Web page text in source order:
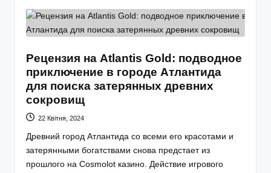
Рецензия на Atlantis Gold: подводное
приключение в городе Атлантида
для поиска затерянных древних
сокровищ
22 Квітня, 2024
Древний город Атлантида со всеми его красотами и
затерянными богатствами снова предстает из
прошлого на Cosmolot казино. Действие игрового